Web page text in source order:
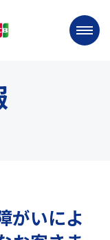
がいによ